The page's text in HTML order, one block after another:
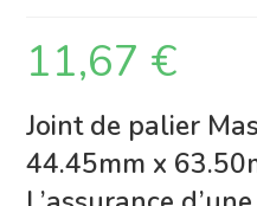
11,67 €
Joint de palier
44.45mm x